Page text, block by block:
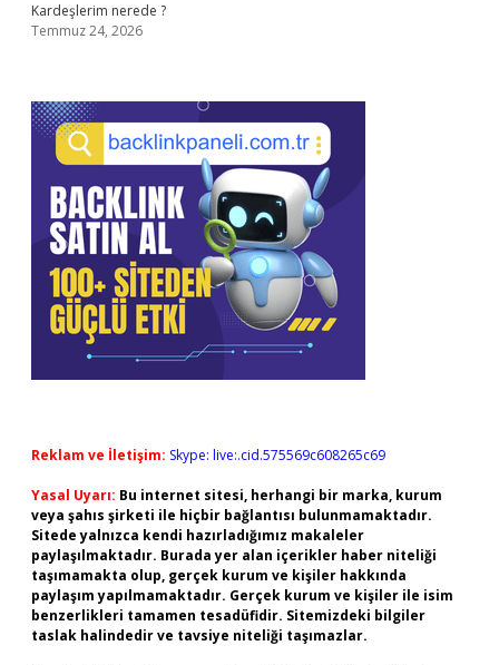
Kardeşlerim nerede ?
Temmuz 24, 2026
Reklam ve İletişim: Skype: live:.cid.575569c608265c69
Yasal Uyarı: Bu internet sitesi, herhangi bir marka, kurum
veya şahıs şirketi ile hiçbir bağlantısı bulunmamaktadır.
Sitede yalnızca kendi hazırladığımız makaleler
paylaşılmaktadır. Burada yer alan içerikler haber niteliği
taşımamakta olup, gerçek kurum ve kişiler hakkında
paylaşım yapılmamaktadır. Gerçek kurum ve kişiler ile isim
benzerlikleri tamamen tesadüfidir. Sitemizdeki bilgiler
taslak halindedir ve tavsiye niteliği taşımazlar.